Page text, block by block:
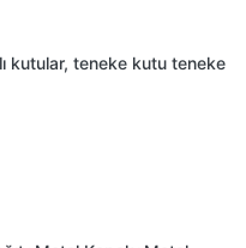
kutular, teneke kutu teneke